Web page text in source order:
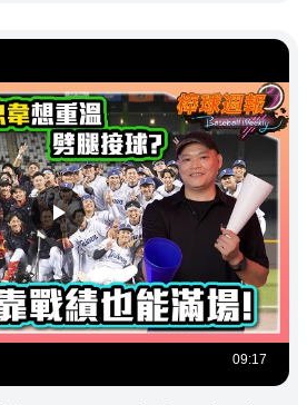
09:17